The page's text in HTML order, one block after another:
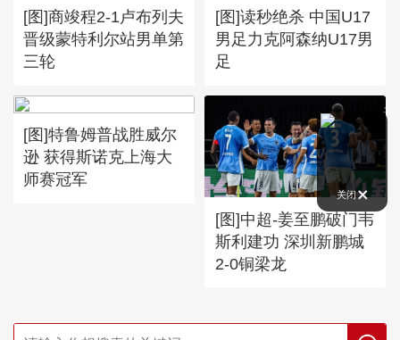
关闭
[图]商竣程2-1卢布列夫
晋级蒙特利尔站男单第
三轮
[图]读秒绝杀 中国U17
男足力克阿森纳U17男
足
[图]特鲁姆普战胜威尔
逊 获得斯诺克上海大
师赛冠军
[图]中超-姜至鹏破门韦
斯利建功 深圳新鹏城
2-0铜梁龙